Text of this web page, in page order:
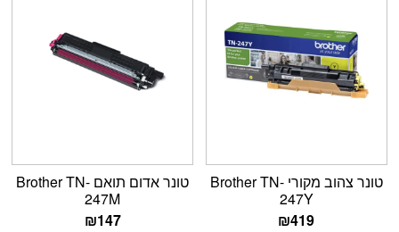
טונר צהוב מקורי Brother TN-
247Y
₪419
טונר אדום תואם Brother TN-
247M
₪147